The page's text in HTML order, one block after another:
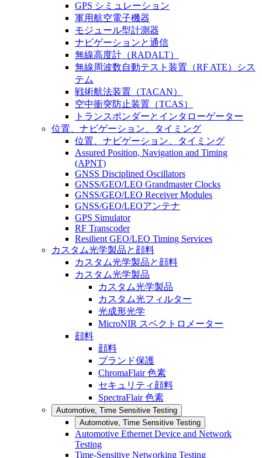
GPS シミュレーション
軍用航空電子機器
モジュール型計測器
ナビゲーションと通信
無線高度計（RADALT）
無線周波数自動テスト装置（RF ATE）シス
テム
戦術航法装置（TACAN）
空中衝突防止装置（TCAS）
トランスポンダーとインタローゲーター
位置、ナビゲーション、タイミング
位置、ナビゲーション、タイミング
Assured Position, Navigation and Timing
(APNT)
GNSS Disciplined Oscillators
GNSS/GEO/LEO Grandmaster Clocks
GNSS/GEO/LEO Receiver Modules
GNSS/GEO/LEOアンテナ
GPS Simulator
RF Transcoder
Resilient GEO/LEO Timing Services
カスタム光学製品と顔料
カスタム光学製品と顔料
カスタム光学製品
カスタム光学製品
カスタム光フィルター
光成形光学
MicroNIR スペクトロメーター
顔料
顔料
ブランド保護
ChromaFlair 色素
セキュリティ顔料
SpectraFlair 色素
Automotive, Time Sensitive Testing
Automotive, Time Sensitive Testing
Automotive Ethernet Device and Network
Testing
Time-Sensitive Networking Testing